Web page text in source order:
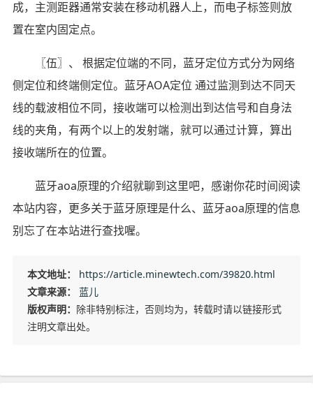
成，主测距器通常安装在移动机器人上，而电子标签则放
置在室内固定点。
〖伍〗、 根据定位端的不同，蓝牙定位方式分为网络
侧定位和终端侧定位。蓝牙AOA定位 通过监测到达不同天
线的载波相位不同，接收端可以检测出到达信号和自身法
线的夹角，有两个以上的发射端，就可以通过计算，算出
接收端所在的位置。
蓝牙aoa原理的介绍就聊到这里吧，感谢你花时间阅读
本站内容，更多关于蓝牙原理是什么、蓝牙aoa原理的信息
别忘了在本站进行查找喔。
本文地址：
https://article.minewtech.com/39820.html
文章来源：
蓝儿
版权声明： 除非特别标注，否则均为，转载时请以链接形式
注明文章出处。